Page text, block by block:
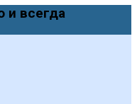
и всегда